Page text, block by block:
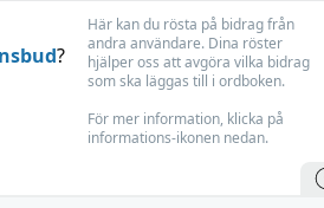
?
Här kan du rösta på bidrag från
andra användare. Dina röster
hjälper oss att avgöra vilka bidrag
som ska läggas till i ordboken.
För mer information, klicka på
informations-ikonen nedan.